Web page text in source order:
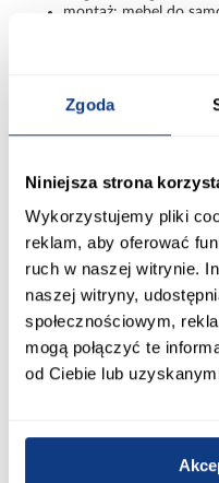
Zgoda
Niniejsza strona
Wykorzystujemy pliki
reklam, aby oferować
ruch w naszej witrynie.
naszej witryny,
społecznościowym,
mogą połączyć te
od Ciebie lub
montaż: mebel do
Szafa Lanko 1-
Szafa Lanko 1-100
wygodne i estetyczne
Informacje
Kształt:
proste
Rodzaj drzwi: